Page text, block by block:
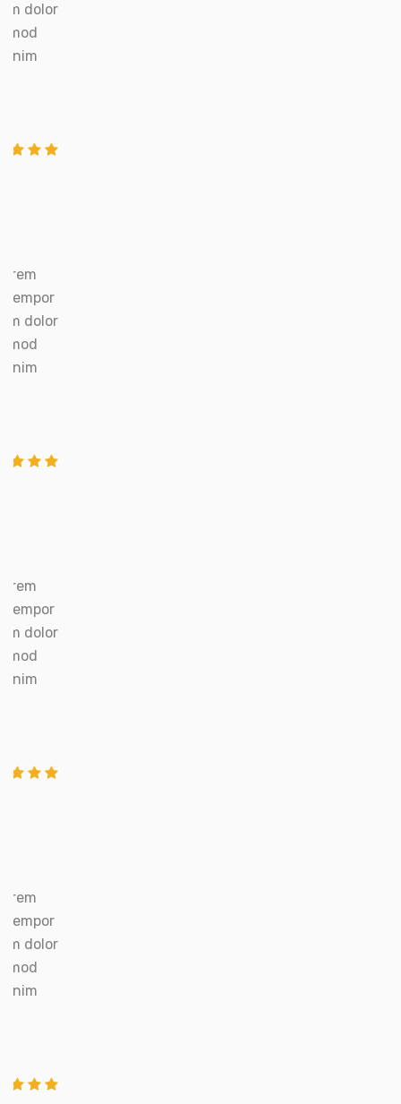
dolor
nim
tempor
dolor
nim
tempor
dolor
nim
tempor
dolor
nim